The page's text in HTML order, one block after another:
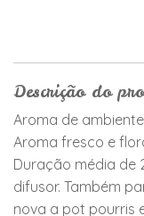
Descrição do
Aroma de
Aroma fresco e
Duração média de
difusor. Também
nova a pot pourris